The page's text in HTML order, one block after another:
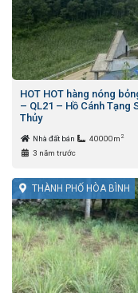
HOT HOT hàng nóng
– QL21 – Hồ Cánh Tạng
Thủy
Nhà đất bán 40000m 2
3 năm trước
THÀNH PHỐ HÒA BÌNH